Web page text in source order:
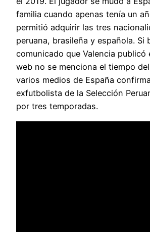
familia cuando apenas tenía un
permitió adquirir las tres
peruana, brasileña y española. Si
comunicado que Valencia publicó
web no se menciona el tiempo
varios medios de España
exfutbolista de la Selección
por tres temporadas.